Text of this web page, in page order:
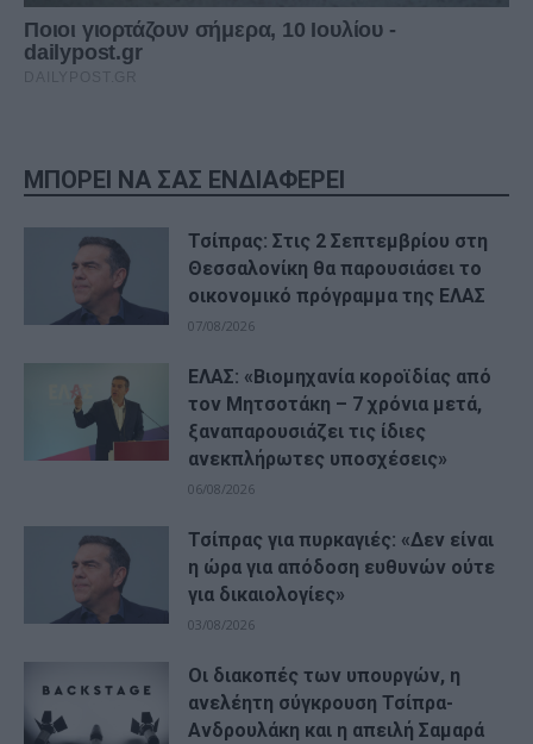
ΜΠΟΡΕΙ ΝΑ ΣΑΣ ΕΝΔΙΑΦΕΡΕΙ
Τσίπρας: Στις 2 Σεπτεμβρίου στη
Θεσσαλονίκη θα παρουσιάσει το
οικονομικό πρόγραμμα της ΕΛΑΣ
07/08/2026
ΕΛΑΣ: «Βιομηχανία κοροϊδίας από
τον Μητσοτάκη – 7 χρόνια μετά,
ξαναπαρουσιάζει τις ίδιες
ανεκπλήρωτες υποσχέσεις»
06/08/2026
Τσίπρας για πυρκαγιές: «Δεν είναι
η ώρα για απόδοση ευθυνών ούτε
για δικαιολογίες»
03/08/2026
Οι διακοπές των υπουργών, η
ανελέητη σύγκρουση Τσίπρα-
Ανδρουλάκη και η απειλή Σαμαρά